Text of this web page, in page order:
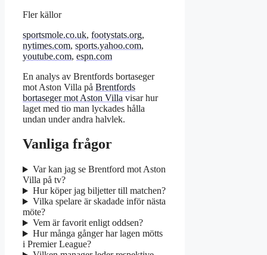
Fler källor
sportsmole.co.uk, footystats.org,
nytimes.com, sports.yahoo.com,
youtube.com, espn.com
En analys av Brentfords bortaseger
mot Aston Villa på Brentfords
bortaseger mot Aston Villa visar hur
laget med tio man lyckades hålla
undan under andra halvlek.
Vanliga frågor
Var kan jag se Brentford mot Aston
Villa på tv?
Hur köper jag biljetter till matchen?
Vilka spelare är skadade inför nästa
möte?
Vem är favorit enligt oddsen?
Hur många gånger har lagen mötts
i Premier League?